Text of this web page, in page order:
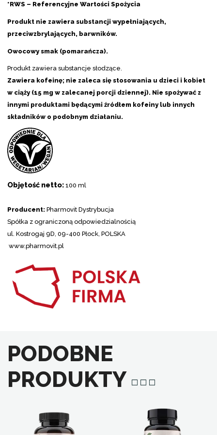
*RWS – Referencyjne Wartości Spożycia
Produkt nie zawiera substancji wypełniających,
przeciwzbrylających, barwników.
Owocowy smak (pomarańcza).
Produkt zawiera substancje słodzące.
Zawiera kofeinę; nie zaleca się stosowania u dzieci i kobiet
w ciąży (15 mg w zalecanej porcji dziennej). Nie spożywać z
innymi produktami będącymi źródłem kofeiny lub innych
składników o podobnym działaniu.
Objętość netto: 100 ml
Producent: Pharmovit Dystrybucja
Spółka z ograniczoną odpowiedzialnością
ul. Kostrogaj 9D, 09-400 Płock, POLSKA
www.pharmovit.pl
PODOBNE
PRODUKTY